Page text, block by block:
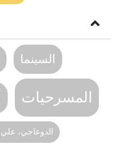
السينما
المسرحيات
،الدوعاجي، علي